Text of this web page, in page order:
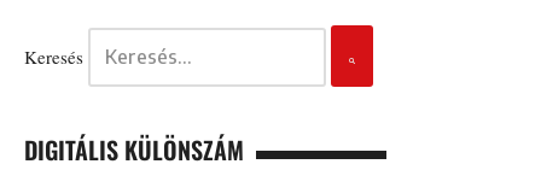
Keresés
DIGITÁLIS KÜLÖNSZÁM